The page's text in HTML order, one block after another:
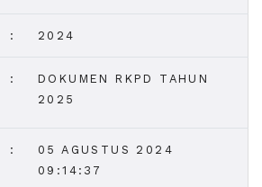
: 2024
:
DOKUMEN RKPD TAHUN
2025
:
05 AGUSTUS 2024
09:14:37